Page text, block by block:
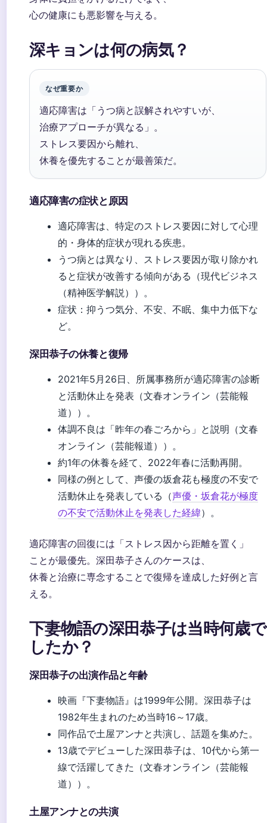
心の健康にも悪影響を与える。
深キョンは何の病気？
なぜ重要か
適応障害は「うつ病と誤解されやすいが、
治療アプローチが異なる」。
ストレス要因から離れ、
休養を優先することが最善策だ。
適応障害の症状と原因
適応障害は、特定のストレス要因に対して心理
的・身体的症状が現れる疾患。
うつ病とは異なり、ストレス要因が取り除かれ
ると症状が改善する傾向がある（現代ビジネス
（精神医学解説） ）。
症状：抑うつ気分、不安、不眠、集中力低下な
ど。
深田恭子の休養と復帰
2021年5月26日、所属事務所が適応障害の診断
と活動休止を発表（文春オンライン（芸能報
道） ）。
体調不良は「昨年の春ごろから」と説明（文春
オンライン（芸能報道） ）。
約1年の休養を経て、2022年春に活動再開。
同様の例として、声優の坂倉花も極度の不安で
活動休止を発表している（声優・坂倉花が極度
の不安で活動休止を発表した経緯）。
適応障害の回復には「ストレス因から距離を置く」
ことが最優先。深田恭子さんのケースは、
休養と治療に専念することで復帰を達成した好例と言
える。
下妻物語の深田恭子は当時何歳で
したか？
深田恭子の出演作品と年齢
映画『下妻物語』は1999年公開。深田恭子は
1982年生まれのため当時16～17歳。
同作品で土屋アンナと共演し、話題を集めた。
13歳でデビューした深田恭子は、10代から第一
線で活躍してきた（文春オンライン（芸能報
道） ）。
土屋アンナとの共演